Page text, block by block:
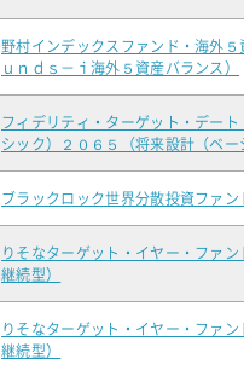
野村インデックスファンド・海外
ｕｎｄｓ－ｉ海外５資産バランス）
フィデリティ・ターゲット・デー
シック）２０６５（将来設計（ベー
ブラックロック世界分散投資ファン
りそなターゲット・イヤー・ファ
継続型）
りそなターゲット・イヤー・ファ
継続型）